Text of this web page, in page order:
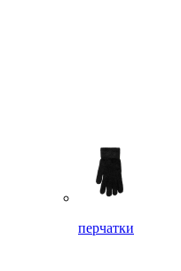
перчатки